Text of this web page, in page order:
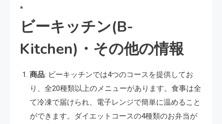
*
ビーキッチン(B-
Kitchen)・その他の情報
商品: ビーキッチンでは4つのコースを提供してお
り、全20種類以上のメニューがあります。食事は全
て冷凍で届けられ、電子レンジで簡単に温めること
ができます。ダイエットコースの4種類のお弁当が